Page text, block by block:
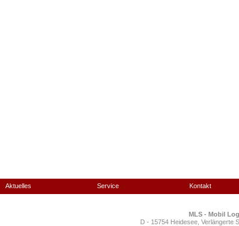
Aktuelles Service Kontakt
MLS - Mobil L
D - 15754 Heidesee, Verlängerte